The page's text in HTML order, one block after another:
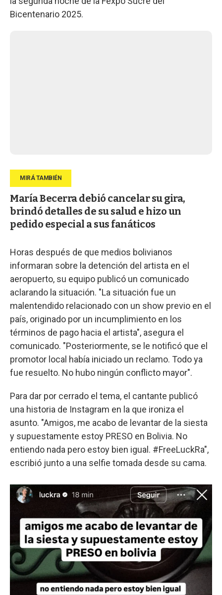
Bicentenario 2025.
María Becerra debió cancelar su gira,
brindó detalles de su salud e hizo un
pedido especial a sus fanáticos
Horas después de que medios bolivianos
informaran sobre la detención del artista en el
aeropuerto, su equipo publicó un comunicado
aclarando la situación. "La situación fue un
malentendido relacionado con un show previo en el
país, originado por un incumplimiento en los
términos de pago hacia el artista", asegura el
comunicado. "Posteriormente, se le notificó que el
promotor local había iniciado un reclamo. Todo ya
fue resuelto. No hubo ningún conflicto mayor".
Para dar por cerrado el tema, el cantante publicó
una historia de Instagram en la que ironiza el
asunto. "Amigos, me acabo de levantar de la siesta
y supuestamente estoy PRESO en Bolivia. No
entiendo nada pero estoy bien igual. #FreeLuckRa",
escribió junto a una selfie tomada desde su cama.